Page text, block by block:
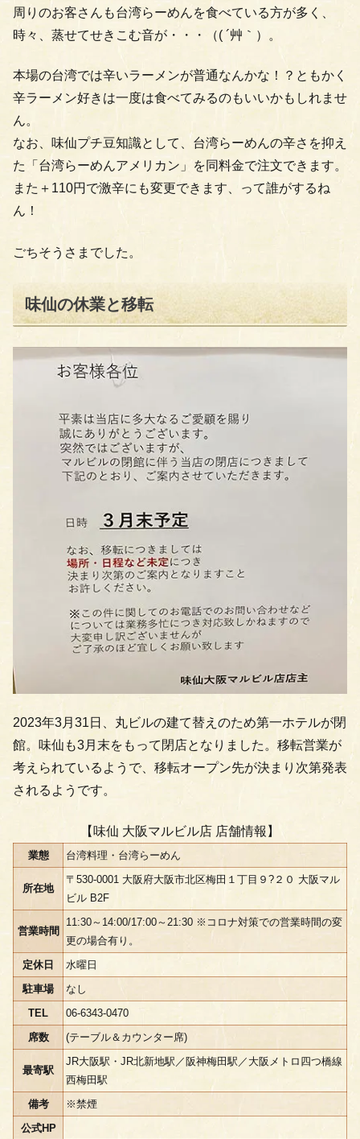
周りのお客さんも台湾らーめんを食べている方が多く、
時々、蒸せてせきこむ音が・・・（( ´艸｀）。
本場の台湾では辛いラーメンが普通なんかな！？ともかく
辛ラーメン好きは一度は食べてみるのもいいかもしれませ
ん。
なお、味仙プチ豆知識として、台湾らーめんの辛さを抑え
た「台湾らーめんアメリカン」を同料金で注文できます。
また＋110円で激辛にも変更できます、って誰がするね
ん！
ごちそうさまでした。
味仙の休業と移転
2023年3月31日、丸ビルの建て替えのため第一ホテルが閉
館。味仙も3月末をもって閉店となりました。移転営業が
考えられているようで、移転オープン先が決まり次第発表
されるようです。
【味仙 大阪マルビル店 店舗情報】
業態 台湾料理・台湾らーめん
所在地
〒530-0001 大阪府大阪市北区梅田１丁目９?２０ 大阪マル
ビル B2F
営業時間
11:30～14:00/17:00～21:30 ※コロナ対策での営業時間の変
更の場合有り。
定休日
水曜日
駐車場
なし
TEL
06-6343-0470
席数
(テーブル＆カウンター席)
最寄駅
JR大阪駅・JR北新地駅／阪神梅田駅／大阪メトロ四つ橋線
西梅田駅
備考
※禁煙
公式HP